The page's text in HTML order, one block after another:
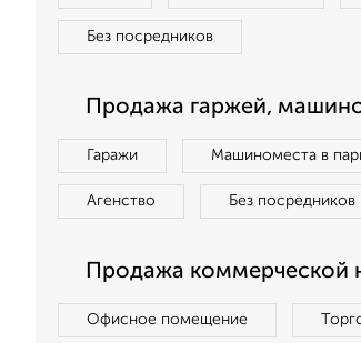
Без посредников
Продажа гаржей,
Гаражи Машиноместа в
Агенство Без посредников
Продажа коммерческой
Офисное помещение